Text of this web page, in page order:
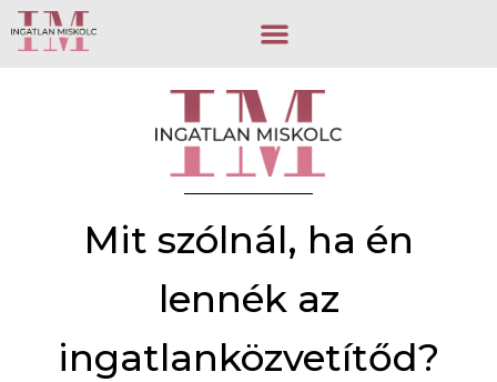
Mit szólnál, ha én
lennék az
ingatlanközvetítőd?